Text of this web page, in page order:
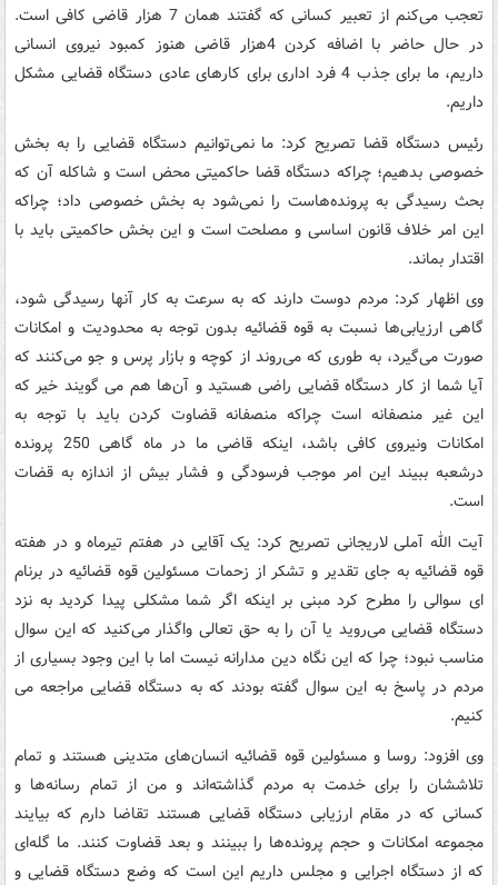
تعجب می‌کنم از تعبیر کسانی که گفتند همان 7 هزار قاضی کافی است.
در حال حاضر با اضافه کردن 4هزار قاضی هنوز کمبود نیروی انسانی
داریم، ما برای جذب 4 فرد اداری برای کارهای عادی دستگاه قضایی مشکل
داریم.
رئیس دستگاه قضا تصریح کرد: ما نمی‌توانیم دستگاه قضایی را به بخش
خصوصی بدهیم؛ چراکه دستگاه قضا حاکمیتی محض است و شاکله آن که
بحث رسیدگی به پرونده‌هاست را نمی‌شود به بخش خصوصی داد؛ چراکه
این امر خلاف قانون اساسی و مصلحت است و این بخش حاکمیتی باید با
اقتدار بماند.
وی اظهار کرد: مردم دوست دارند که به سرعت به کار آنها رسیدگی شود،
گاهی ارزیابی‌ها نسبت به قوه قضائیه بدون توجه به محدودیت و امکانات
صورت می‌گیرد، به طوری که می‌روند از کوچه و بازار پرس و جو می‌کنند که
آیا شما از کار دستگاه قضایی راضی هستید و آن‌ها هم می گویند خیر که
این غیر منصفانه است چراکه منصفانه قضاوت کردن باید با توجه به
امکانات ونیروی کافی باشد، اینکه قاضی ما در ماه گاهی 250 پرونده
درشعبه ببیند این امر موجب فرسودگی و فشار بیش از اندازه به قضات
است.
آیت الله آملی لاریجانی تصریح کرد: یک آقایی در هفتم تیرماه و در هفته
قوه قضائیه به جای تقدیر و تشکر از زحمات مسئولین قوه قضائیه در برنام‌
ای سوالی را مطرح کرد مبنی بر اینکه اگر شما مشکلی پیدا کردید به نزد
دستگاه قضایی می‌روید یا آن را به حق تعالی واگذار می‌کنید که این سوال
مناسب نبود؛ چرا که این نگاه دین مدارانه نیست اما با این وجود بسیاری از
مردم در پاسخ به این سوال گفته بودند که به دستگاه قضایی مراجعه می
‌کنیم.
وی افزود: روسا و مسئولین قوه قضائیه انسان‌های متدینی هستند و تمام
تلاششان را برای خدمت به مردم گذاشته‌اند و من از تمام رسانه‌ها و
کسانی که در مقام ارزیابی دستگاه قضایی هستند تقاضا دارم که بیایند
مجموعه امکانات و حجم پرونده‌ها را ببینند و بعد قضاوت کنند. ما گله‌ای
که از دستگاه اجرایی و مجلس داریم این است که وضع دستگاه قضایی و